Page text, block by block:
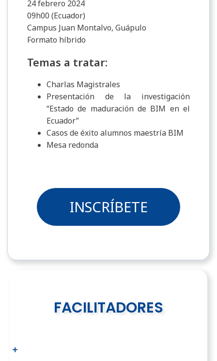
24 febrero 2024
09h00 (Ecuador)
Campus Juan Montalvo, Guápulo
Formato híbrido
Temas a tratar:
Charlas Magistrales
Presentación de la investigación
“Estado de maduración de BIM en el
Ecuador”
Casos de éxito alumnos maestría BIM
Mesa redonda
INSCRÍBETE
FACILITADORES